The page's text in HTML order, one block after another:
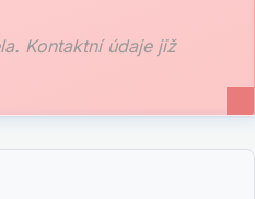
Kontaktní údaje již